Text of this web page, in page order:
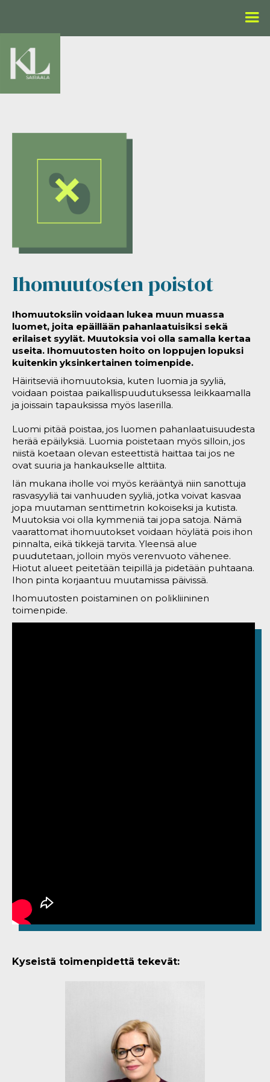
Ihomuutosten poistot
Ihomuutoksiin voidaan lukea muun muassa
luomet, joita epäillään pahanlaatuisiksi sekä
erilaiset syylät. Muutoksia voi olla samalla kertaa
useita. Ihomuutosten hoito on loppujen lopuksi
kuitenkin yksinkertainen toimenpide.
Häiritseviä ihomuutoksia, kuten luomia ja syyliä,
voidaan poistaa paikallispuudutuksessa leikkaamalla
ja joissain tapauksissa myös laserilla.
Luomi pitää poistaa, jos luomen pahanlaatuisuudesta
herää epäilyksiä. Luomia poistetaan myös silloin, jos
niistä koetaan olevan esteettistä haittaa tai jos ne
ovat suuria ja hankaukselle alttiita.
Iän mukana iholle voi myös kerääntyä niin sanottuja
rasvasyyliä tai vanhuuden syyliä, jotka voivat kasvaa
jopa muutaman senttimetrin kokoiseksi ja kutista.
Muutoksia voi olla kymmeniä tai jopa satoja. Nämä
vaarattomat ihomuutokset voidaan höylätä pois ihon
pinnalta, eikä tikkejä tarvita. Yleensä alue
puudutetaan, jolloin myös verenvuoto vähenee.
Hiotut alueet peitetään teipillä ja pidetään puhtaana.
Ihon pinta korjaantuu muutamissa päivissä.
Ihomuutosten poistaminen on polikliininen
toimenpide.
Kyseistä toimenpidettä tekevät: